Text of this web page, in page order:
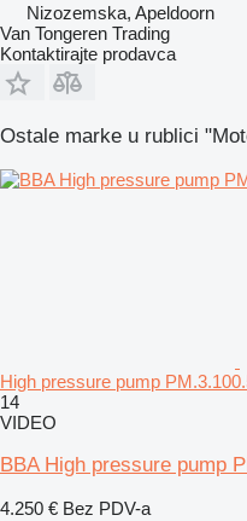
Nizozemska, Apeldoorn
Van Tongeren Trading
Kontaktirajte prodavca
Ostale marke u rublici
High pressure pump
14
VIDEO
BBA High pressure pump
4.250 € Bez PDV-a